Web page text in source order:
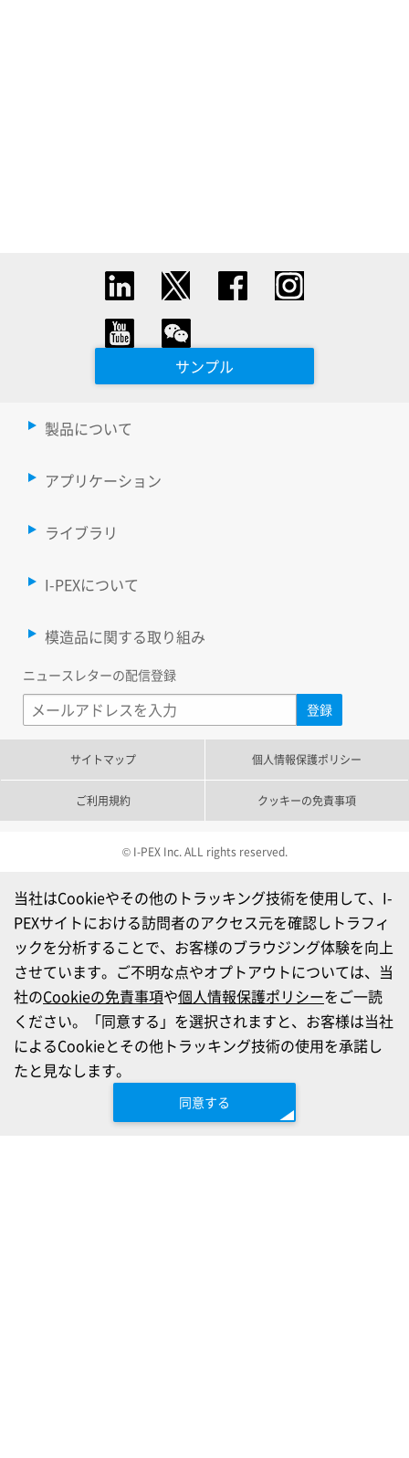
サンプル
製品について
アプリケーション
ライブラリ
I-PEXについて
模造品に関する取り組み
ニュースレターの配信登録
サイトマップ 個人情報保護ポリシー
ご利用規約 クッキーの免責事項
© I-PEX Inc. ALL rights reserved.
当社はCookieやその他のトラッキング技術を使用して、I-
PEXサイトにおける訪問者のアクセス元を確認しトラフィ
ックを分析することで、お客様のブラウジング体験を向上
させています。ご不明な点やオプトアウトについては、当
社のCookieの免責事項や個人情報保護ポリシーをご一読
ください。「同意する」を選択されますと、お客様は当社
によるCookieとその他トラッキング技術の使用を承諾し
たと見なします。
同意する